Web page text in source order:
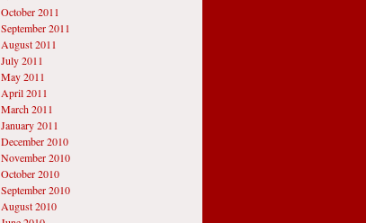
October 2011
September 2011
August 2011
July 2011
May 2011
April 2011
March 2011
January 2011
December 2010
November 2010
October 2010
September 2010
August 2010